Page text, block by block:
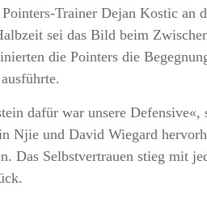
Trainer Dejan Kostic an
sei das Bild beim
die Pointers die
dafür war unsere
Njie und David Wiegard
Das Selbstvertrauen stieg mit